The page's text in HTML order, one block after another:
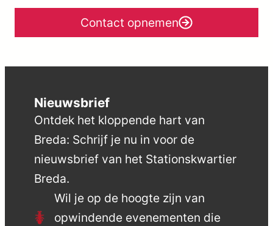
Contact opnemen
Nieuwsbrief
Ontdek het kloppende hart van
Breda: Schrijf je nu in voor de
nieuwsbrief van het Stationskwartier
Breda.
Wil je op de hoogte zijn van
opwindende evenementen die